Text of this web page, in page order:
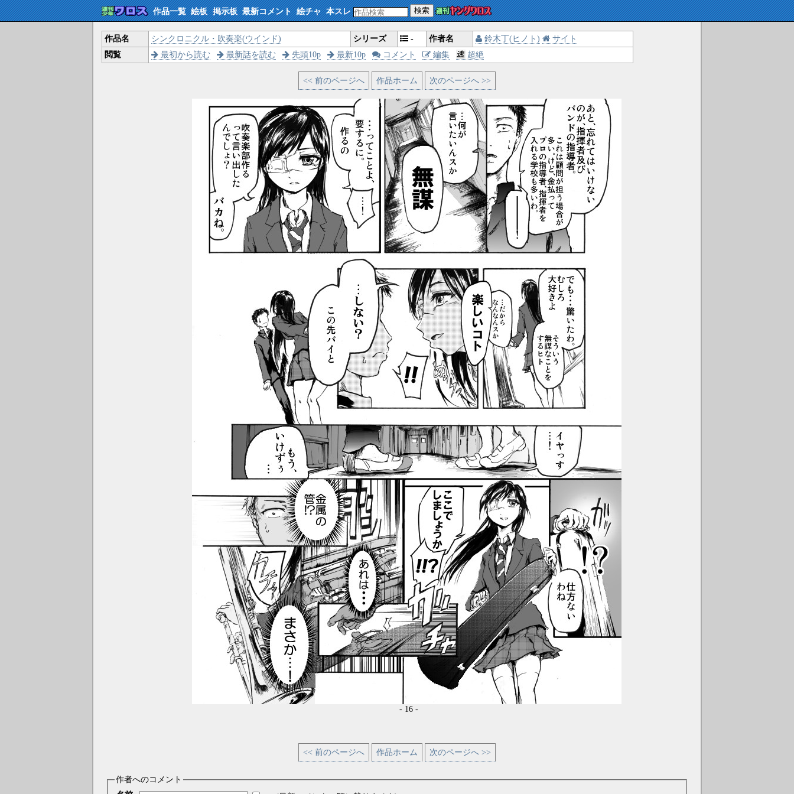
作品一覧 絵板 掲示板 最新コメント 絵チャ 本スレ 検索
作品名 シンクロニクル・吹奏楽(ウインド) シリーズ - 作者名 鈴木丁(ヒノト)
サイト
閲覧
最初から読む 最新話を読む 先頭10p 最新10p コメント 編集 超絶
<< 前のページへ 作品ホーム 次のページへ >>
- 16 -
<< 前のページへ 作品ホーム 次のページへ >>
作者へのコメント